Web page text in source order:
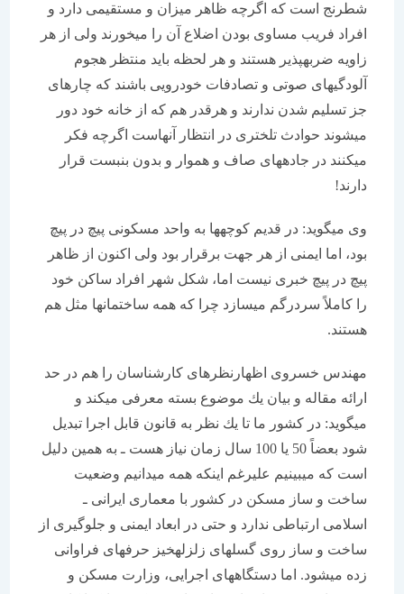
شطرنج است كه اگرچه ظاهر میزان و مستقیمی دارد و
افراد فریب مساوی بودن اضلاع آن را می‏خورند ولی از هر
زاویه ضربه‏پذیر هستند و هر لحظه باید منتظر هجوم
آلودگی‏های صوتی و تصادفات خودرویی باشند كه چاره‏ای
جز تسلیم شدن ندارند و هرقدر هم كه از خانه خود دور
می‏شوند حوادث تلختری در انتظار آنهاست اگرچه فكر
می‏كنند در جاده‏های صاف و هموار و بدون بن‏بست قرار
وی می‏گوید: در قدیم كوچه‏ها به واحد مسكونی پیچ در پیچ
بود، اما ایمنی از هر جهت برقرار بود ولی اكنون از ظاهر
پیچ در پیچ خبری نیست اما، شكل شهر افراد ساكن خود
را كاملاً سردرگم می‏سازد چرا كه همه ساختمان‏ها مثل هم
هستند.
مهندس خسروی اظهارنظرهای كارشناسان را هم در حد
ارائه مقاله و بیان یك موضوع بسته معرفی می‏كند و
می‏گوید: در كشور ما تا یك نظر به قانون قابل اجرا تبدیل
شود بعضاً 50 یا 100 سال زمان نیاز هست ـ به همین دلیل
است كه می‏بینیم علیرغم اینكه همه می‏دانیم وضعیت
ساخت و ساز مسكن در كشور با معماری ایرانی ـ
اسلامی ارتباطی ندارد و حتی در ابعاد ایمنی و جلوگیری از
ساخت و ساز روی گسل‏های زلزله‏خیز حرف‏های فراوانی
زده می‏شود. اما دستگاههای اجرایی، وزارت مسكن و